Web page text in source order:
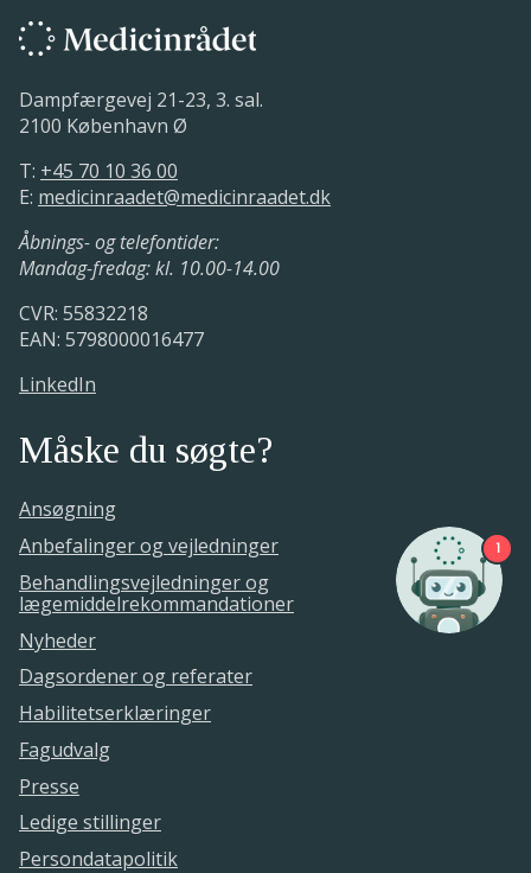
Dampfærgevej 21-23, 3. sal.
2100 København Ø
T: +45 70 10 36 00
E: medicinraadet@medicinraadet.dk
Åbnings- og telefontider:
Mandag-fredag: kl. 10.00-14.00
CVR: 55832218
EAN: 5798000016477
LinkedIn
Måske du søgte?
Ansøgning
Anbefalinger og vejledninger
Behandlingsvejledninger og
lægemiddelrekommandationer
Nyheder
Dagsordener og referater
Habilitetserklæringer
Fagudvalg
Presse
Ledige stillinger
Persondatapolitik
1